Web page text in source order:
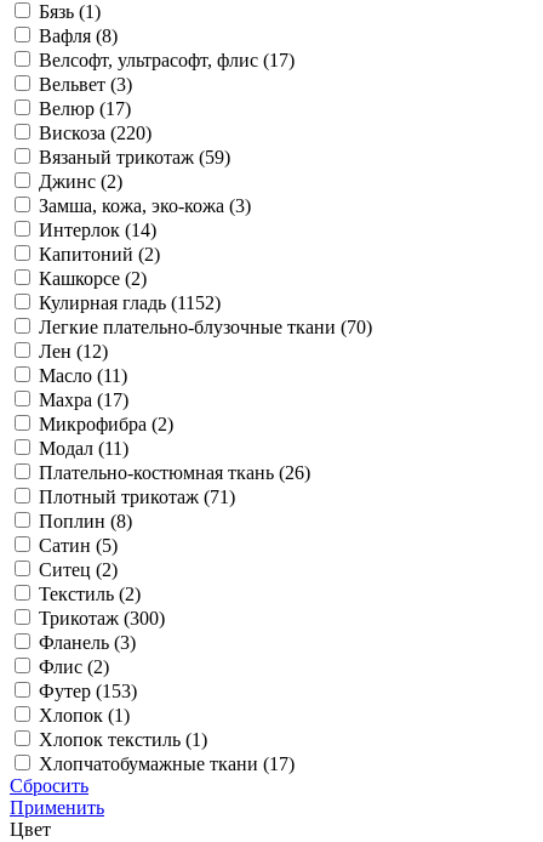
Бязь (1)
Вафля (8)
Велсофт, ультрасофт, флис (17)
Вельвет (3)
Велюр (17)
Вискоза (220)
Вязаный трикотаж (59)
Джинс (2)
Замша, кожа, эко-кожа (3)
Интерлок (14)
Капитоний (2)
Кашкорсе (2)
Кулирная гладь (1152)
Легкие плательно-блузочные ткани (70)
Лен (12)
Масло (11)
Махра (17)
Микрофибра (2)
Модал (11)
Плательно-костюмная ткань (26)
Плотный трикотаж (71)
Поплин (8)
Сатин (5)
Ситец (2)
Текстиль (2)
Трикотаж (300)
Фланель (3)
Флис (2)
Футер (153)
Хлопок (1)
Хлопок текстиль (1)
Хлопчатобумажные ткани (17)
Сбросить
Применить
Цвет